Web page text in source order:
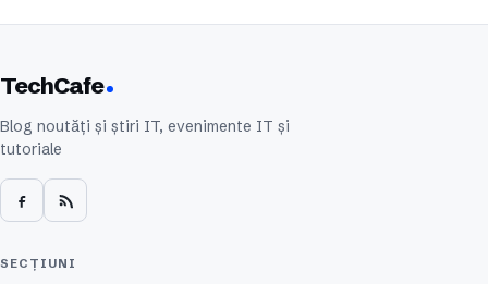
TechCafe
Blog noutăți și știri IT, evenimente IT și
tutoriale
SECȚIUNI